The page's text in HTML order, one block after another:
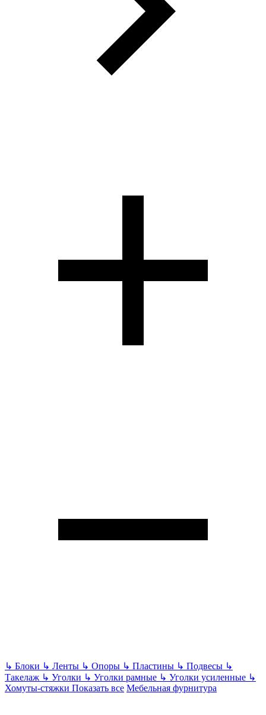
↳ Блоки ↳ Ленты ↳ Опоры ↳ Пластины ↳ Подвесы ↳
Такелаж ↳ Уголки ↳ Уголки рамные ↳ Уголки усиленные ↳
Хомуты-стяжки Показать все Мебельная фурнитура